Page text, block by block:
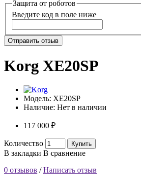
Защита от роботов
Введите код в поле ниже
Отправить отзыв
Korg XE20SP
Модель: XE20SP
Наличие: Нет в наличии
117 000 ₽
Количество Купить
В закладки В сравнение
0 отзывов /Написать отзыв